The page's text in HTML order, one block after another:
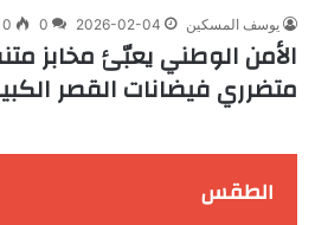
يوسف المسكين 2026-02-04
0
0
الأمن الوطني يعبّئ مخابز
متضرري فيضانات القصر
الطقس